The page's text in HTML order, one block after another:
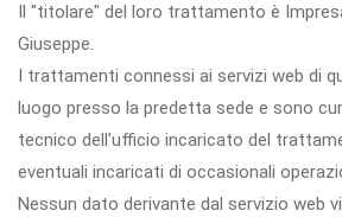
Il "titolare" del loro trattamento è
Giuseppe.
I trattamenti connessi ai servizi web di
luogo presso la predetta sede e sono
tecnico dell'ufficio incaricato del
eventuali incaricati di occasionali
Nessun dato derivante dal servizio web